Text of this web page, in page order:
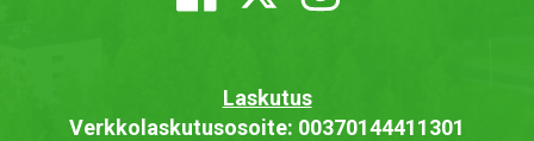
Laskutus
Verkkolaskutusosoite: 00370144411301